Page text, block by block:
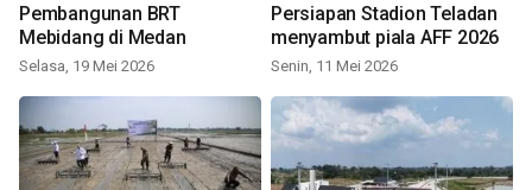
Pembangunan BRT
Mebidang di Medan
Selasa, 19 Mei 2026
Persiapan Stadion Teladan
menyambut piala AFF 2026
Senin, 11 Mei 2026